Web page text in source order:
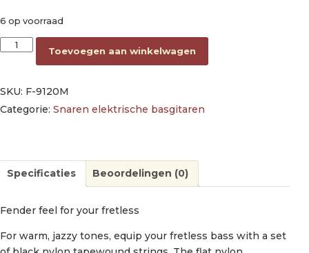
6 op voorraad
string set electric bass (fretless), nylon tapewound, medium
Toevoegen aan winkelwagen
SKU: F-9120M
Categorie: Snaren elektrische basgitaren
Specificaties Beoordelingen (0)
Fender feel for your fretless
For warm, jazzy tones, equip your fretless bass with a set